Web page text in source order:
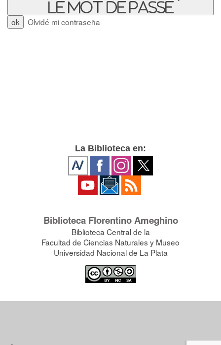
le mot de passe
Olvidé mi contraseña
La Biblioteca en:
Biblioteca Florentino Ameghino
Biblioteca Central de la
Facultad de Ciencias Naturales y Museo
Universidad Nacional de La Plata